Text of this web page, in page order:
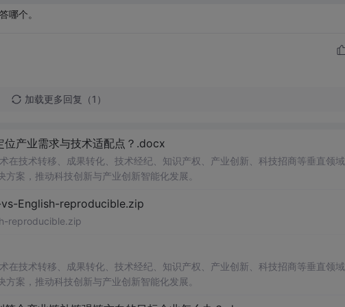
哪个。
加载更多回复（1）
产业需求与技术适配点？.docx
技术转移、成果转化、技术经纪、知识产权、产业创新、科技招商等垂直领域
案，推动科技创新与产业创新智能化发展。
vs-English-reproducible.zip
reproducible.zip
技术转移、成果转化、技术经纪、知识产权、产业创新、科技招商等垂直领域
案，推动科技创新与产业创新智能化发展。